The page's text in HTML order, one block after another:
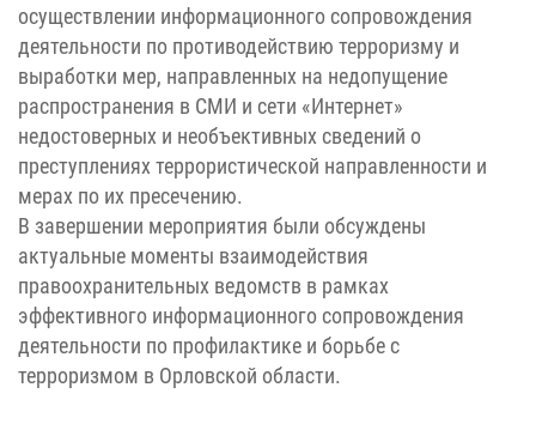
осуществлении информационного сопровождения
деятельности по противодействию терроризму и
выработки мер, направленных на недопущение
распространения в СМИ и сети «Интернет»
недостоверных и необъективных сведений о
преступлениях террористической направленности и
мерах по их пресечению.
В завершении мероприятия были обсуждены
актуальные моменты взаимодействия
правоохранительных ведомств в рамках
эффективного информационного сопровождения
деятельности по профилактике и борьбе с
терроризмом в Орловской области.